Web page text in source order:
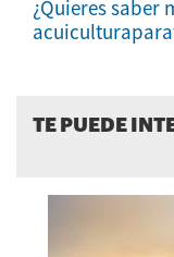
¿Quieres saber
TE PUEDE